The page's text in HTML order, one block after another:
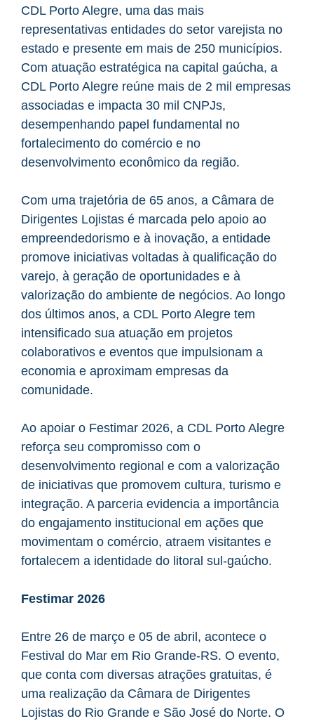
CDL Porto Alegre, uma das mais
representativas entidades do setor varejista no
estado e presente em mais de 250 municípios.
Com atuação estratégica na capital gaúcha, a
CDL Porto Alegre reúne mais de 2 mil empresas
associadas e impacta 30 mil CNPJs,
desempenhando papel fundamental no
fortalecimento do comércio e no
desenvolvimento econômico da região.
Com uma trajetória de 65 anos, a Câmara de
Dirigentes Lojistas é marcada pelo apoio ao
empreendedorismo e à inovação, a entidade
promove iniciativas voltadas à qualificação do
varejo, à geração de oportunidades e à
valorização do ambiente de negócios. Ao longo
dos últimos anos, a CDL Porto Alegre tem
intensificado sua atuação em projetos
colaborativos e eventos que impulsionam a
economia e aproximam empresas da
comunidade.
Ao apoiar o Festimar 2026, a CDL Porto Alegre
reforça seu compromisso com o
desenvolvimento regional e com a valorização
de iniciativas que promovem cultura, turismo e
integração. A parceria evidencia a importância
do engajamento institucional em ações que
movimentam o comércio, atraem visitantes e
fortalecem a identidade do litoral sul-gaúcho.
Festimar 2026
Entre 26 de março e 05 de abril, acontece o
Festival do Mar em Rio Grande-RS. O evento,
que conta com diversas atrações gratuitas, é
uma realização da Câmara de Dirigentes
Lojistas do Rio Grande e São José do Norte. O